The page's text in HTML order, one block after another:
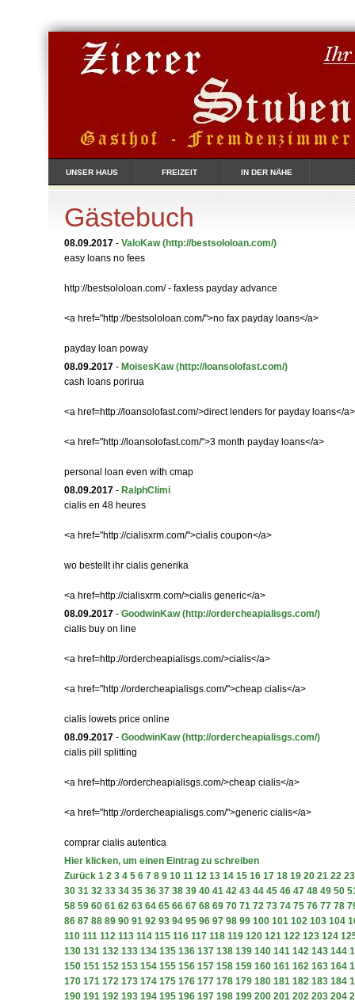
UNSER HAUS FREIZEIT IN DER NÄHE
Gästebuch
08.09.2017 - ValoKaw (http://bestsololoan.com/)
easy loans no fees
http://bestsololoan.com/ - faxless payday advance
<a href="http://bestsololoan.com/">no fax payday loans</a>
payday loan poway
08.09.2017 - MoisesKaw (http://loansolofast.com/)
cash loans porirua
<a href=http://loansolofast.com/>direct lenders for payday loans</a>
<a href="http://loansolofast.com/">3 month payday loans</a>
personal loan even with cmap
08.09.2017 - RalphClimi
cialis en 48 heures
<a href="http://cialisxrm.com/">cialis coupon</a>
wo bestellt ihr cialis generika
<a href=http://cialisxrm.com/>cialis generic</a>
08.09.2017 - GoodwinKaw (http://ordercheapialisgs.com/)
cialis buy on line
<a href=http://ordercheapialisgs.com/>cialis</a>
<a href="http://ordercheapialisgs.com/">cheap cialis</a>
cialis lowets price online
08.09.2017 - GoodwinKaw (http://ordercheapialisgs.com/)
cialis pill splitting
<a href=http://ordercheapialisgs.com/>cheap cialis</a>
<a href="http://ordercheapialisgs.com/">generic cialis</a>
comprar cialis autentica
Hier klicken, um einen Eintrag zu schreiben
Zurück 1 2 3 4 5 6 7 8 9 10 11 12 13 14 15 16 17 18 19 20 21 22 23
30 31 32 33 34 35 36 37 38 39 40 41 42 43 44 45 46 47 48 49 50
58 59 60 61 62 63 64 65 66 67 68 69 70 71 72 73 74 75 76 77 78
86 87 88 89 90 91 92 93 94 95 96 97 98 99 100 101 102 103 104
110 111 112 113 114 115 116 117 118 119 120 121 122 123 124
130 131 132 133 134 135 136 137 138 139 140 141 142 143 144
150 151 152 153 154 155 156 157 158 159 160 161 162 163 164
170 171 172 173 174 175 176 177 178 179 180 181 182 183 184
190 191 192 193 194 195 196 197 198 199 200 201 202 203 204